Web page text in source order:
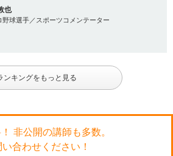
也
野球選手／スポーツコメンテーター
ンキングをもっと見る
非公開の講師も多数。
い合わせください！